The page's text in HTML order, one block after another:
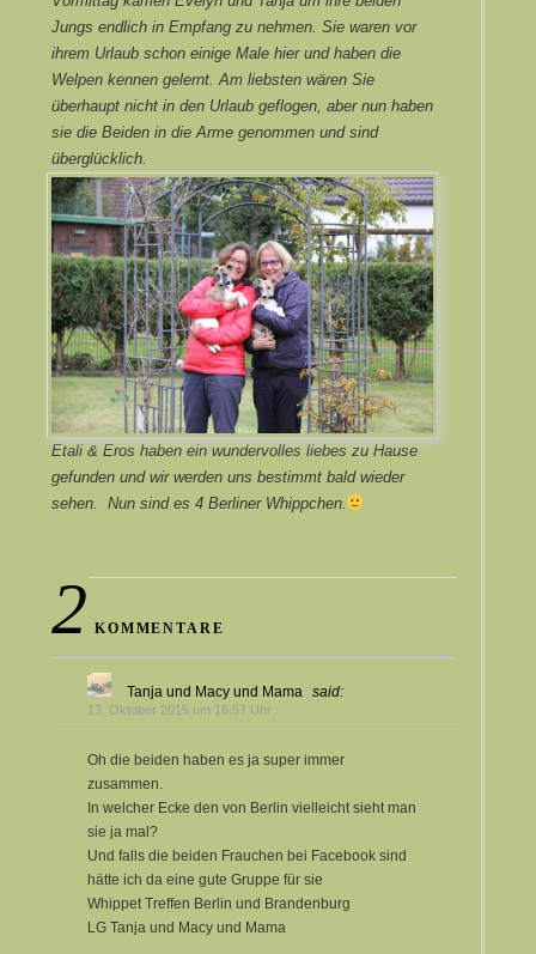
Jungs endlich in Empfang zu nehmen. Sie waren vor
ihrem Urlaub schon einige Male hier und haben die
Welpen kennen gelernt. Am liebsten wären Sie
überhaupt nicht in den Urlaub geflogen, aber nun haben
sie die Beiden in die Arme genommen und sind
überglücklich.
Etali & Eros haben ein wundervolles liebes zu Hause
gefunden und wir werden uns bestimmt bald wieder
sehen. Nun sind es 4 Berliner Whippchen.
2 KOMMENTARE
Tanja und Macy und Mama said:
13. Oktober 2015 um 16:57 Uhr
Oh die beiden haben es ja super immer
zusammen.
In welcher Ecke den von Berlin vielleicht sieht man
sie ja mal?
Und falls die beiden Frauchen bei Facebook sind
hätte ich da eine gute Gruppe für sie
Whippet Treffen Berlin und Brandenburg
LG Tanja und Macy und Mama